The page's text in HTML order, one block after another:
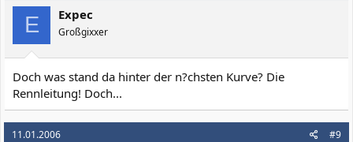
E Expec
Großgixxer
Doch was stand da hinter der n?chsten Kurve? Die
Rennleitung! Doch...
11.01.2006 #9